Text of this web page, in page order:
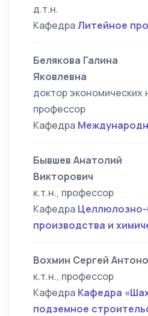
д.т.н.
КафедраЛитейное
Белякова Галина
Яковлевна
доктор экономических
профессор
Кафедра
Бывшев Анатолий
Викторович
к.т.н., профессор
Кафедра
производства и
Вохмин Сергей
к.т.н., профессор
Кафедра Кафедра
подземное